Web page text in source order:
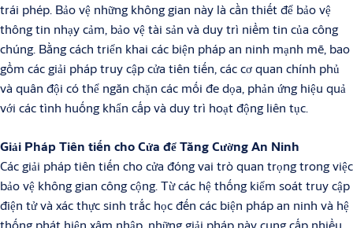
trái phép. Bảo vệ những không gian này là cần thiết để bảo vệ
thông tin nhạy cảm, bảo vệ tài sản và duy trì niềm tin của công
chúng. Bằng cách triển khai các biện pháp an ninh mạnh mẽ, bao
gồm các giải pháp truy cập cửa tiên tiến, các cơ quan chính phủ
và quân đội có thể ngăn chặn các mối đe dọa, phản ứng hiệu quả
với các tình huống khẩn cấp và duy trì hoạt động liên tục.
Giải Pháp Tiên tiến cho Cửa để Tăng Cường An Ninh
Các giải pháp tiên tiến cho cửa đóng vai trò quan trọng trong việc
bảo vệ không gian công cộng. Từ các hệ thống kiểm soát truy cập
điện tử và xác thực sinh trắc học đến các biện pháp an ninh và hệ